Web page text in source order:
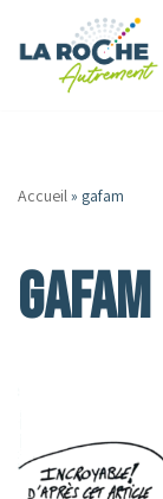
Aller
Accueil» gafam
gafam